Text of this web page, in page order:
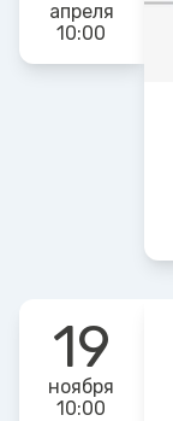
апреля
10:00
19
ноября
10:00